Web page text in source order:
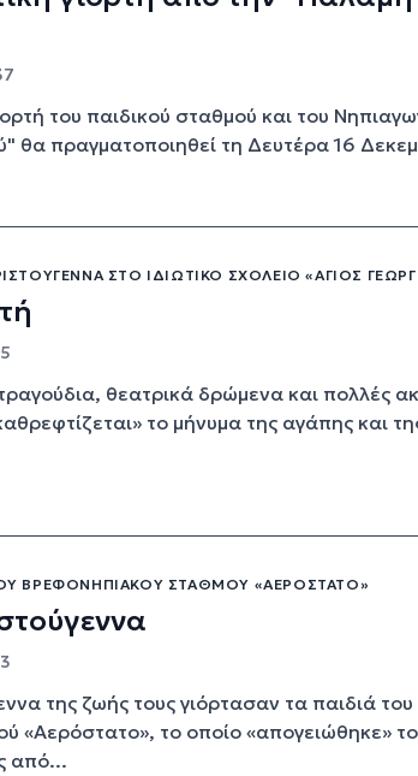
του παιδικού σταθμού και του
θα πραγματοποιηθεί τη Δευτέρα 16
ΣΤΟ ΙΔΙΩΤΙΚΌ ΣΧΟΛΕΊΟ «ΆΓΙΟΣ
θεατρικά δρώμενα και πολλές
το μήνυμα της αγάπης και
ΒΡΕΦΟΝΗΠΙΑΚΟΎ ΣΤΑΘΜΟΎ «ΑΕΡΌΣΤΑΤΟ»
της ζωής τους γιόρτασαν τα παιδιά του
«Αερόστατο», το οποίο «απογειώθηκε» το
από...